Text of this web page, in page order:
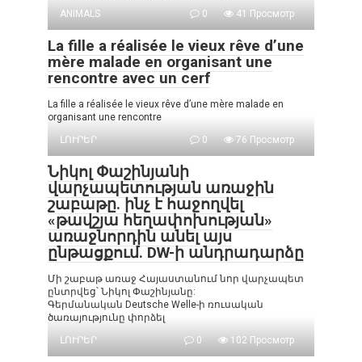
ANIMALS
0 41 Просмотр
La fille a réalisée le vieux rêve d’une
mère malade en organisant une
rencontre avec un cerf
La fille a réalisée le vieux rêve d’une mère malade en
organisant une rencontre
ԼՈՒՐԵՐ
0 76 Просмотр
Նիկոլ Փաշինյանի
վարչապետության առաջին
շաբաթը. ինչ է հաջողվել
«թավշյա հեղափոխության»
առաջնորդին անել այս
ընթացքում. DW-ի անդրադարձը
Մի շաբաթ առաջ Հայաստանում նոր վարչապետ
ընտրվեց՝ Նիկոլ Փաշինյանը:
Գերմանական Deutsche Welle-ի ռուսական
ծառայությունը փորձել
ԼՈՒՐԵՐ
0 102 Просмотр